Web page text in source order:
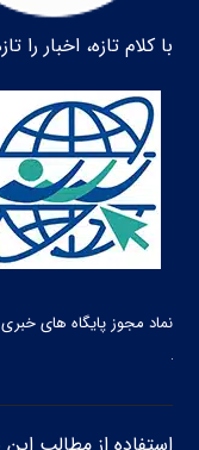
با کلام تازه، اخبار را
نماد مجوز پایگاه های